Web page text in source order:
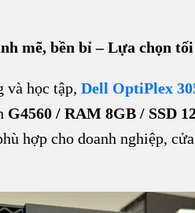
mẽ, bền bỉ – Lựa chọn
và học tập, Dell OptiPlex
G4560 / RAM 8GB / SSD
hợp cho doanh nghiệp,